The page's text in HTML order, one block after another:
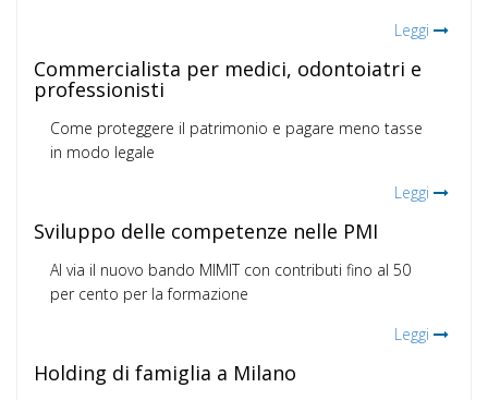
Leggi
Commercialista per medici, odontoiatri e
professionisti
Come proteggere il patrimonio e pagare meno tasse
in modo legale
Leggi
Sviluppo delle competenze nelle PMI
Al via il nuovo bando MIMIT con contributi fino al 50
per cento per la formazione
Leggi
Holding di famiglia a Milano